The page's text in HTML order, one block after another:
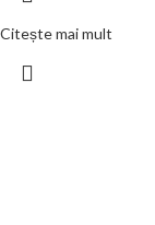
Citește mai mult